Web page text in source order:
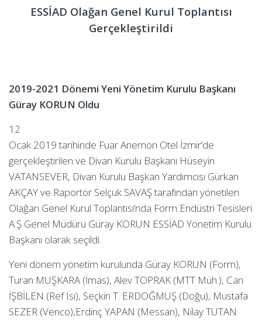
ESSİAD Olağan Genel Kurul Toplantısı
Gerçekleştirildi
2019-2021 Dönemi Yeni Yönetim Kurulu Başkanı
Güray KORUN Oldu
12
Ocak 2019 tarihinde Fuar Anemon Otel İzmir’de
gerçekleştirilen ve Divan Kurulu Başkanı Hüseyin
VATANSEVER, Divan Kurulu Başkan Yardımcısı Gürkan
AKÇAY ve Raportör Selçuk SAVAŞ tarafından yönetilen
Olağan Genel Kurul Toplantısı’nda Form Endüstri Tesisleri
A.Ş Genel Müdürü Güray KORUN ESSİAD Yönetim Kurulu
Başkanı olarak seçildi.
Yeni dönem yönetim kurulunda Güray KORUN (Form),
Turan MUŞKARA (İmas), Alev TOPRAK (MTT Müh.), Can
İŞBİLEN (Ref Isı), Seçkin T. ERDOĞMUŞ (Doğu), Mustafa
SEZER (Venco),Erdinç YAPAN (Messan), Nilay TUTAN